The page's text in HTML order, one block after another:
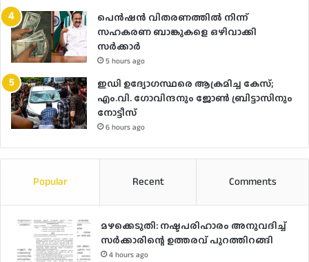
പെൻഷൻ വിതരണത്തിൽ നിന്ന്
സഹകരണ ബാങ്കുകളെ ഒഴിവാക്കി
സർക്കാർ
5 hours ago
ഇഡി ഉദ്യോഗസ്ഥരെ ആക്രമിച്ച കേസ്;
എം.വി. ഗോവിന്ദനും ജോൺ ബ്രിട്ടാസിനും
നോട്ടീസ്
6 hours ago
Popular Recent Comments
മഴക്കെടുതി: നഷ്ടപരിഹാരം അനുവദിച്ച്
സർക്കാരിന്റെ ഉത്തരവ് പുറത്തിറങ്ങി
4 hours ago